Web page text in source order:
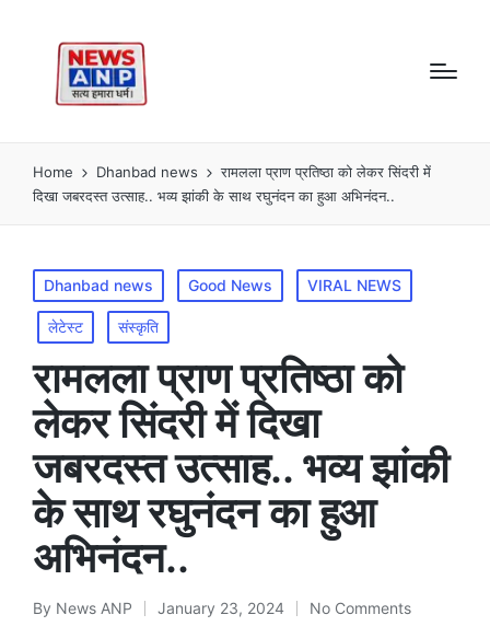
Home Dhanbad news
रामलला प्राण प्रतिष्ठा को लेकर सिंदरी में
दिखा जबरदस्त उत्साह.. भव्य झांकी के साथ रघुनंदन का हुआ अभिनंदन..
Posted
in
Dhanbad news Good News VIRAL NEWS
लेटेस्ट संस्कृति
रामलला प्राण प्रतिष्ठा को
लेकर सिंदरी में दिखा
जबरदस्त उत्साह.. भव्य झांकी
के साथ रघुनंदन का हुआ
अभिनंदन..
Posted
By News ANP January 23, 2024 No Comments